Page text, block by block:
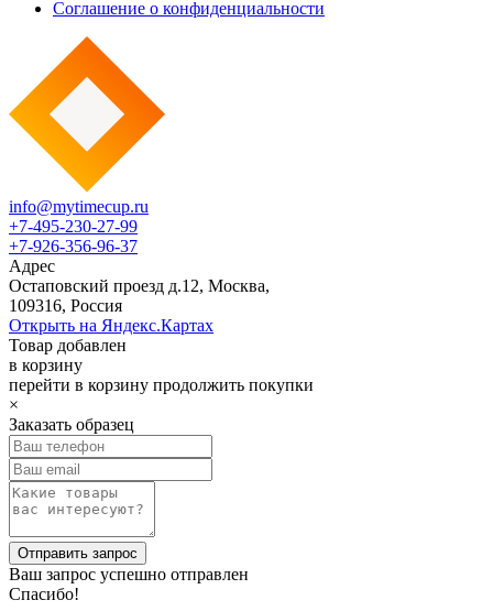
Соглашение о конфиденциальности
info@mytimecup.ru
+7-495-230-27-99
+7-926-356-96-37
Адрес
Остаповский проезд д.12, Москва,
109316, Россия
Открыть на Яндекс.Картах
Товар добавлен
в корзину
перейти в корзину продолжить покупки
×
Заказать образец
Ваш запрос успешно отправлен
Спасибо!